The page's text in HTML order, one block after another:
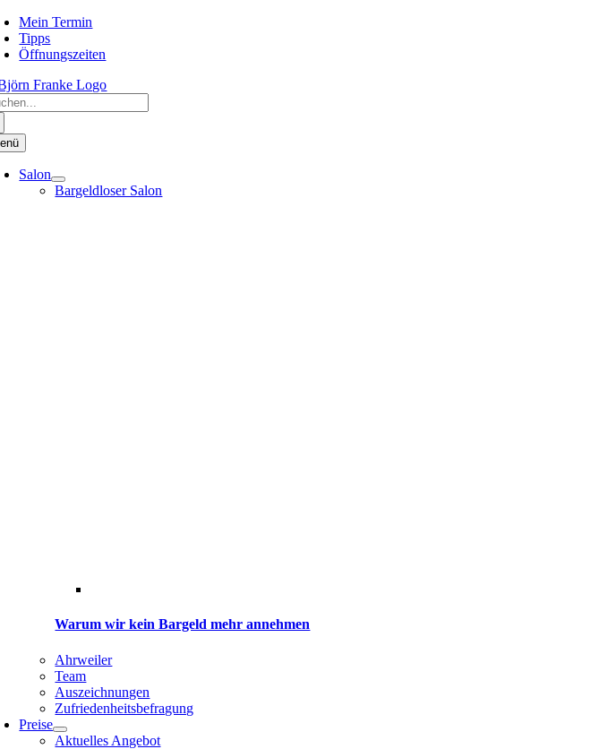
Zum
Inhalt
springen
Mein Termin
Tipps
Öffnungszeiten
Salon
Bargeldloser Salon
Warum wir kein Bargeld mehr annehmen
Ahrweiler
Team
Auszeich­nung­en
Zufrieden­heits­befragung
Preise
Aktuelles Angebot